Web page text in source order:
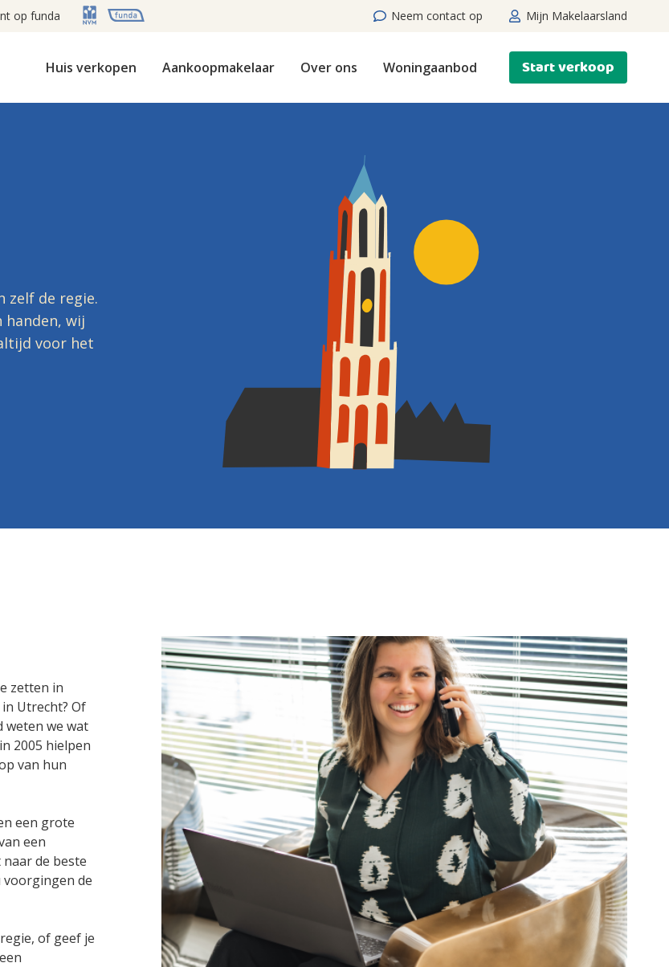
op funda Neem contact op Mijn Makelaarsland
Huis verkopen Aankoopmakelaar Over ons Woningaanbod Start verkoop
zelf de regie.
handen, wij
voor het
zetten in
Utrecht? Of
weten we wat
2005 hielpen
van hun
een grote
een
de beste
voorgingen de
of geef je